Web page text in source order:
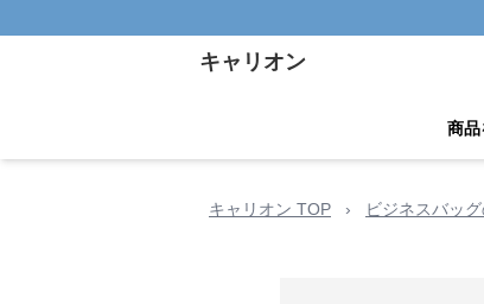
キャリオン
商品
キャリオン TOP › ビジネスバッ